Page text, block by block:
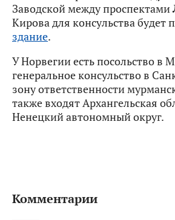
Заводской между проспектами
Кирова для консульства будет
здание.
У Норвегии есть посольство в
генеральное консульство в
зону ответственности
также входят Архангельская
Ненецкий автономный округ.
Комментарии